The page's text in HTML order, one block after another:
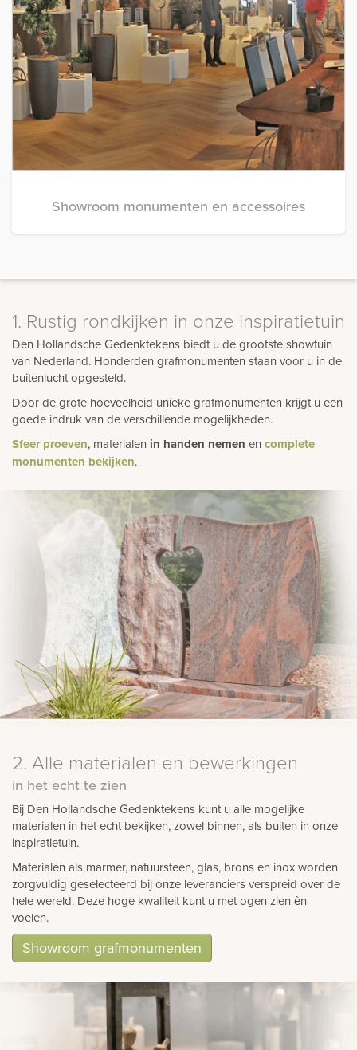
Showroom monumenten en accessoires
1. Rustig rondkijken in onze inspiratietuin
Den Hollandsche Gedenktekens biedt u de grootste showtuin
van Nederland. Honderden grafmonumenten staan voor u in de
buitenlucht opgesteld.
Door de grote hoeveelheid unieke grafmonumenten krijgt u een
goede indruk van de verschillende mogelijkheden.
Sfeer proeven, materialen in handen nemen en complete
monumenten bekijken.
2. Alle materialen en bewerkingen
in het echt te zien
Bij Den Hollandsche Gedenktekens kunt u alle mogelijke
materialen in het echt bekijken, zowel binnen, als buiten in onze
inspiratietuin.
Materialen als marmer, natuursteen, glas, brons en inox worden
zorgvuldig geselecteerd bij onze leveranciers verspreid over de
hele wereld. Deze hoge kwaliteit kunt u met ogen zien èn
voelen.
Showroom grafmonumenten